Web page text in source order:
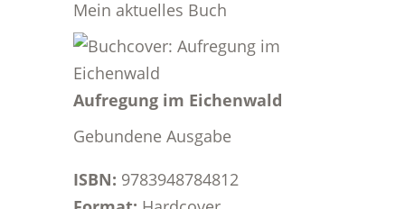
Mein aktuelles Buch
Aufregung im Eichenwald
Gebundene Ausgabe
ISBN: 9783948784812